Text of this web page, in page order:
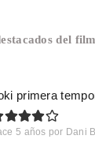
del
primera
5 años por Dani